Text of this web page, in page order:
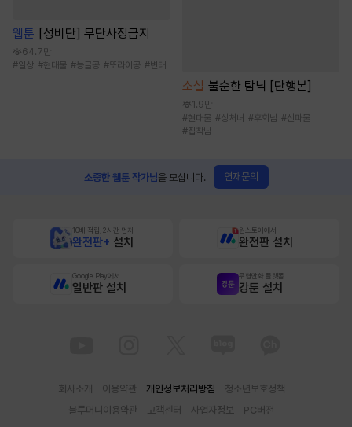
웹툰 [성비단] 무단사정금지
64.7만
#일상 #현대물 #능글공 #또라이공 #변태
소설 불순한 탐닉 [단행본]
1.9만
#현대물 #상처녀 #후회남 #신파물
#집착남
소중한 웹툰 작가님을 모십니다. 연재문의
10배 적립, 2시간 먼저
완전판+ 설치
원스토어에서
완전판 설치
Google Play에서
일반판 설치
무협만화 플랫폼
강툰 설치
회사소개 이용약관 개인정보처리방침
청소년보호정책
블루머니이용약관
고객센터 사업자정보 PC버전